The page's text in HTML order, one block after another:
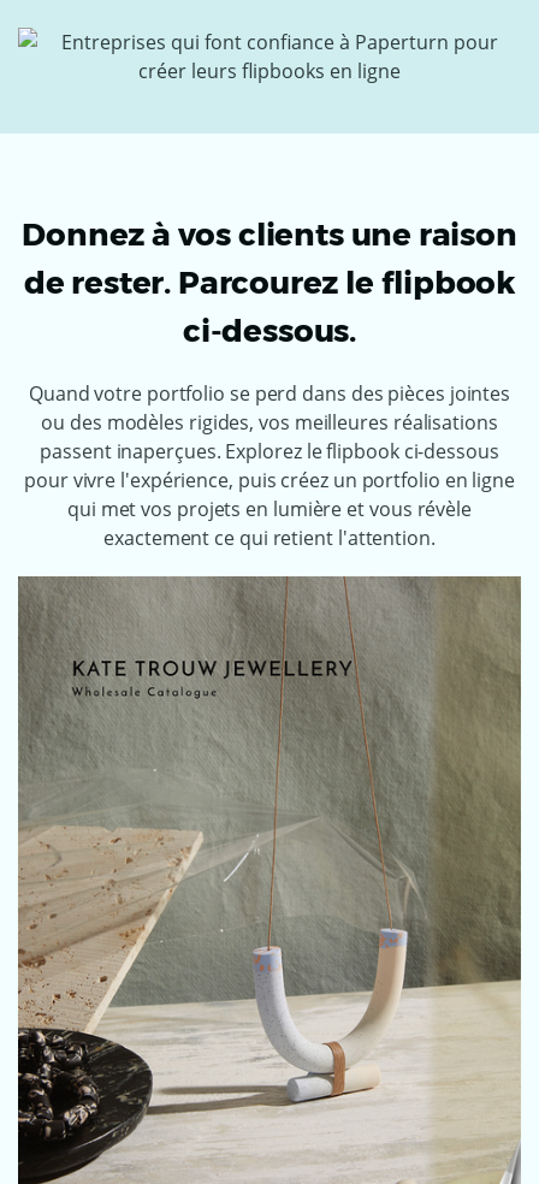
Donnez à vos clients une raison
de rester. Parcourez le flipbook
ci-dessous.
Quand votre portfolio se perd dans des pièces jointes
ou des modèles rigides, vos meilleures réalisations
passent inaperçues. Explorez le flipbook ci-dessous
pour vivre l'expérience, puis créez un portfolio en ligne
qui met vos projets en lumière et vous révèle
exactement ce qui retient l'attention.